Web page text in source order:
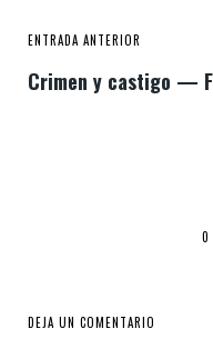
ENTRADA ANTERIOR
Crimen y castigo —
0
DEJA UN COMENTARIO